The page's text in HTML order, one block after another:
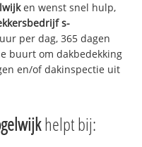
en wenst snel hulp,
s-
per dag, 365 dagen
buurt om dakbedekking
en/of dakinspectie uit
helpt bij: